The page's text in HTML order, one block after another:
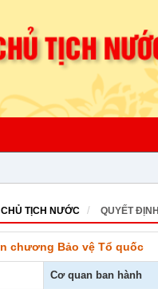
TỊCH NƯỚC QUYẾT ĐỊNH
chương Bảo vệ Tổ quốc
Cơ quan ban hành